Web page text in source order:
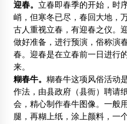
迎春。 立春即春季的开始，时
峭，但寒冬已尽，春回大地，
古人重视立春，有迎春之仪。
做好准备，进行预演，俗称演
春。迎春是在立春前一日进行
来。
糊春牛。 糊春牛这项风俗活动
作法，由县政府（县衙）聘请
会，精心制作春牛图像。一般
腿，再糊上纸，涂上颜料，一